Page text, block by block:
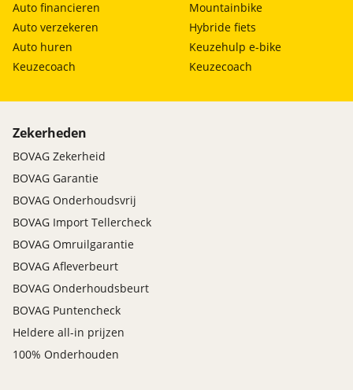
Auto financieren
Auto verzekeren
Auto huren
Keuzecoach
Mountainbike
Hybride fiets
Keuzehulp e-bike
Keuzecoach
Zekerheden
BOVAG Zekerheid
BOVAG Garantie
BOVAG Onderhoudsvrij
BOVAG Import Tellercheck
BOVAG Omruilgarantie
BOVAG Afleverbeurt
BOVAG Onderhoudsbeurt
BOVAG Puntencheck
Heldere all-in prijzen
100% Onderhouden